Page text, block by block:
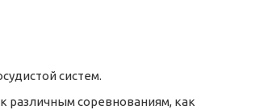
систем.
различным соревнованиям, как